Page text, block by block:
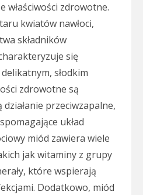
właściwości zdrowotne.
kwiatów nawłoci,
składników
się
słodkim
zdrowotne są
przeciwzapalne,
układ
miód zawiera wiele
jak witaminy z grupy
które wspierają
Dodatkowo, miód